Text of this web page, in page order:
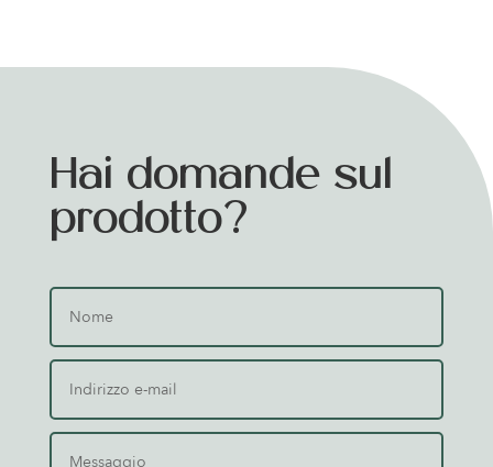
Hai domande sul
prodotto?